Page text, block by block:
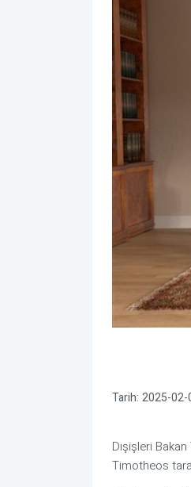
Tarih: 2025-02-
Dışişleri
Timotheos